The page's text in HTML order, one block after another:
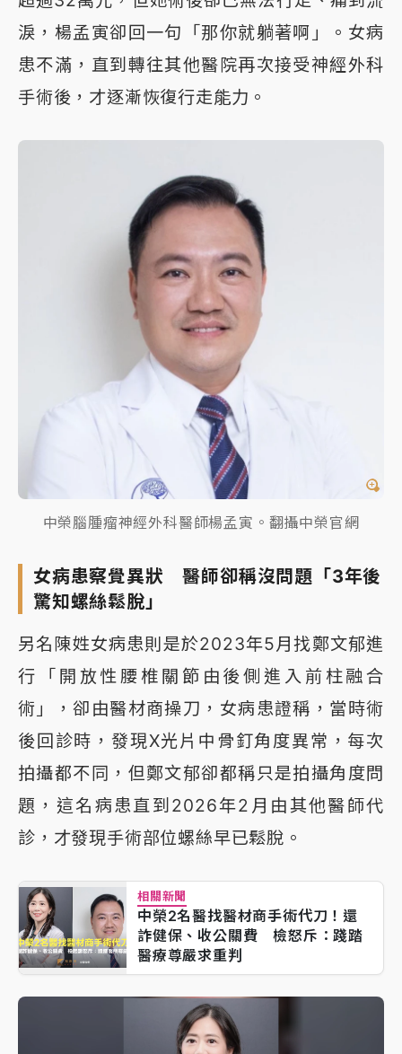
淚，楊孟寅卻回一句「那你就躺著啊」。女病
患不滿，直到轉往其他醫院再次接受神經外科
手術後，才逐漸恢復行走能力。
中榮腦腫瘤神經外科醫師楊孟寅。翻攝中榮官網
女病患察覺異狀 醫師卻稱沒問題「3年後
驚知螺絲鬆脫」
另名陳姓女病患則是於2023年5月找鄭文郁進
行「開放性腰椎關節由後側進入前柱融合
術」，卻由醫材商操刀，女病患證稱，當時術
後回診時，發現X光片中骨釘角度異常，每次
拍攝都不同，但鄭文郁卻都稱只是拍攝角度問
題，這名病患直到2026年2月由其他醫師代
診，才發現手術部位螺絲早已鬆脫。
相關新聞
中榮2名醫找醫材商手術代刀！還
詐健保、收公關費 檢怒斥：踐踏
醫療尊嚴求重判